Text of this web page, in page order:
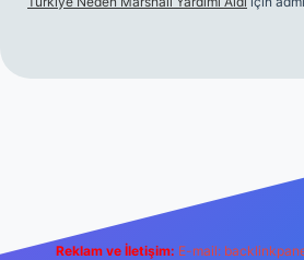
Reklam ve İletişim: E-mail: